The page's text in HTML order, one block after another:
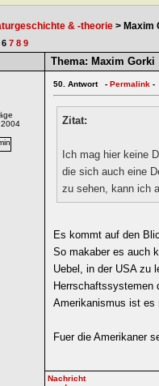
& -theorie > Maxim
6 7 8 9
Thema: Maxim Gorki
50. Antwort - Permalink -
Zitat:
Ich mag hier keine
die sich auch eine
zu sehen, kann ich
Es kommt auf den
So makaber es auch
Uebel, in der USA zu
Herrschaftssystemen
Amerikanismus ist es
Fuer die Amerikaner